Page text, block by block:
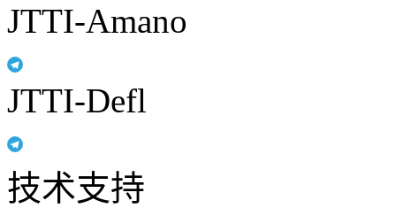
JTTI-Amano
JTTI-Defl
技术支持